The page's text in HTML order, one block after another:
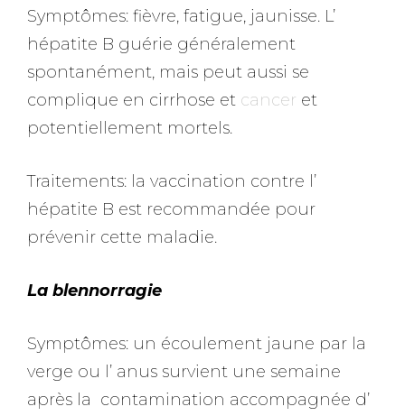
Symptômes: fièvre, fatigue, jaunisse. L’
hépatite B guérie généralement
spontanément, mais peut aussi se
complique en cirrhose et cancer et
potentiellement mortels.
Traitements: la vaccination contre l’
hépatite B est recommandée pour
prévenir cette maladie.
La blennorragie
Symptômes: un écoulement jaune par la
verge ou l’ anus survient une semaine
après la contamination accompagnée d’